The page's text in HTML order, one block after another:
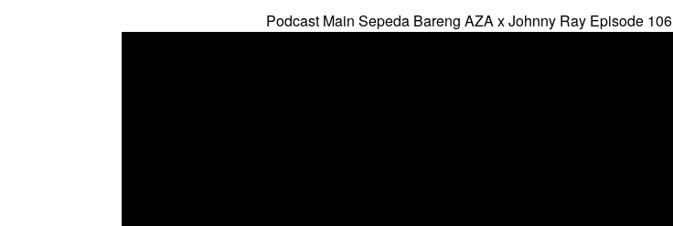
Podcast Main Sepeda Bareng AZA x Johnny Ray Episode 106